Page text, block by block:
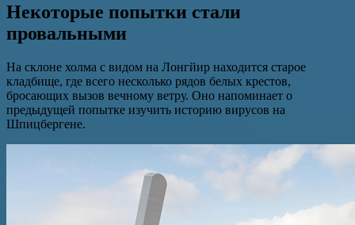
Некоторые попытки стали
провальными
На склоне холма с видом на Лонгйир находится старое
кладбище, где всего несколько рядов белых крестов,
бросающих вызов вечному ветру. Оно напоминает о
предыдущей попытке изучить историю вирусов на
Шпицбергене.